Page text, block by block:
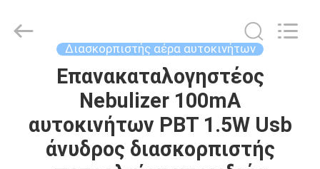
ΠΡΟΪΌΝΤΑ
Διασκορπιστής αέρα αυτοκινήτων
Επανακαταλογηστέος
Nebulizer 100mA
αυτοκινήτων PBT 1.5W Usb
άνυδρος διασκορπιστής